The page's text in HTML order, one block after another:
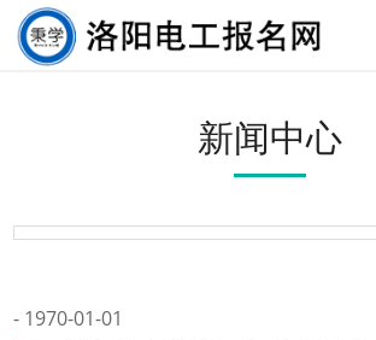
新闻中心
1970-01-01